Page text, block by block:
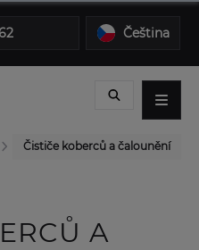
Čeština
Čističe koberců a čalounění
A